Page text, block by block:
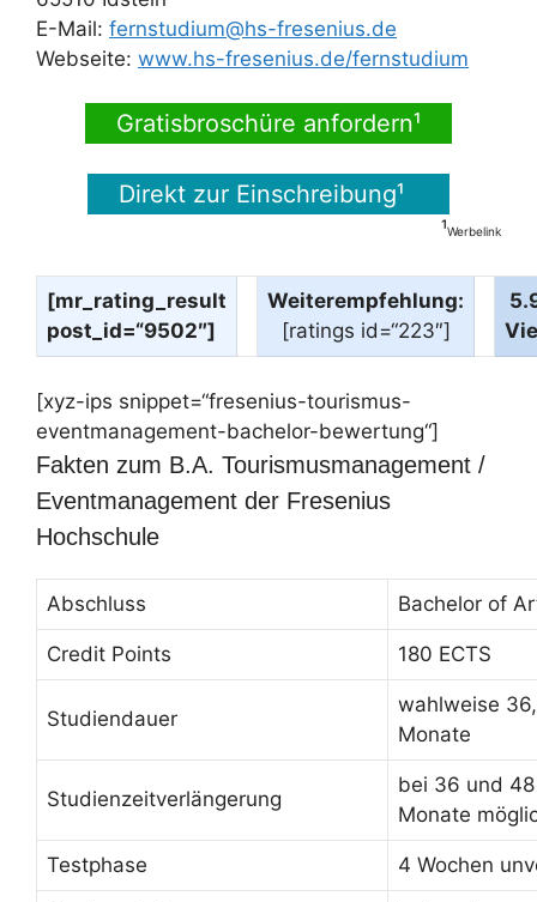
E-Mail: fernstudium@hs-fresenius.de
Webseite: www.hs-fresenius.de/fernstudium
Gratisbroschüre anfordern¹
Direkt zur Einschreibung¹
¹Werbelink
[mr_rating_result
post_id=“9502″]
Weiterempfehlung:
[ratings id=“223″]
[xyz-ips snippet=“fresenius-tourismus-
eventmanagement-bachelor-bewertung“]
Fakten zum B.A. Tourismusmanagement /
Eventmanagement der Fresenius
Hochschule
Abschluss Bachelor of
Credit Points 180 ECTS
Studiendauer
wahlweise
Monate
Studienzeitverlängerung
bei 36 und
Monate
Testphase 4 Wochen